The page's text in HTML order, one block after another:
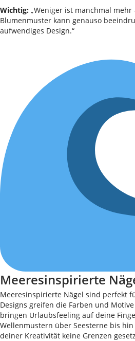
Wichtig: „Weniger ist manchmal mehr
Blumenmuster kann genauso
aufwendiges Design.“
Meeresinspirierte
Meeresinspirierte Nägel sind perfekt
Designs greifen die Farben und
bringen Urlaubsfeeling auf deine
Wellenmustern über Seesterne bis
deiner Kreativität keine Grenzen